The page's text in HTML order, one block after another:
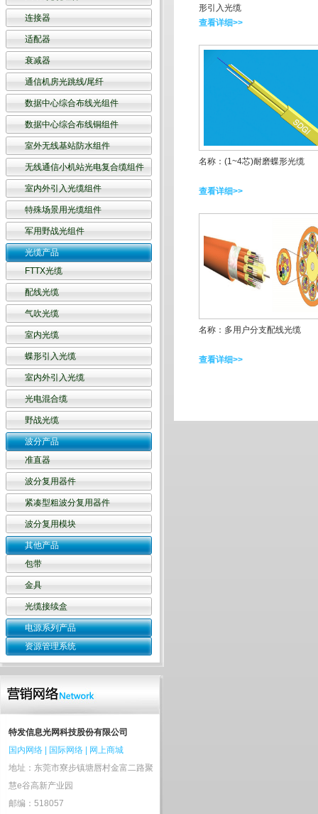
连接器
适配器
衰减器
通信机房光跳线/尾纤
数据中心综合布线光组件
数据中心综合布线铜组件
室外无线基站防水组件
无线通信小机站光电复合缆组件
室内外引入光缆组件
特殊场景用光缆组件
军用野战光组件
光缆产品
FTTX光缆
配线光缆
气吹光缆
室内光缆
蝶形引入光缆
室内外引入光缆
光电混合缆
野战光缆
波分产品
准直器
波分复用器件
紧凑型粗波分复用器件
波分复用模块
其他产品
包带
金具
光缆接续盒
电源系列产品
资源管理系统
特发信息光网科技股份有限公司
国内网络
国际网络
网上商城
地址：东莞市寮步镇塘唇村金富二路聚
慧e谷高新产业园
邮编：518057
形引入光缆
查看详细>>
名称：(1~4芯)耐磨蝶形光缆
查看详细>>
名称：多用户分支配线光缆
查看详细>>